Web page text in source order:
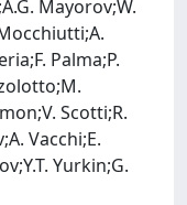
Mayorov;W.
Palma;P.
Scotti;R.
Vacchi;E.
Yurkin;G.